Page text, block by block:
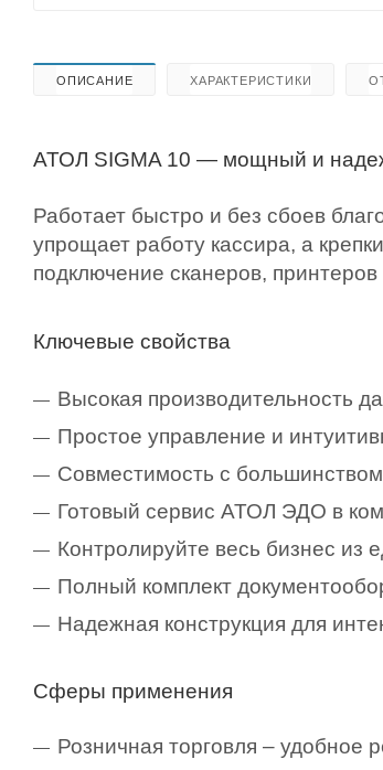
ОПИСАНИЕ ХАРАКТЕРИСТИКИ
АТОЛ SIGMA 10 — мощный и
Работает быстро и без сбоев
упрощает работу кассира, а
подключение сканеров, принтеров
Ключевые свойства
Высокая производительность
Простое управление и
Совместимость с
Готовый сервис АТОЛ ЭДО в
Контролируйте весь бизнес из
Полный комплект
Надежная конструкция для
Сферы применения
Розничная торговля –